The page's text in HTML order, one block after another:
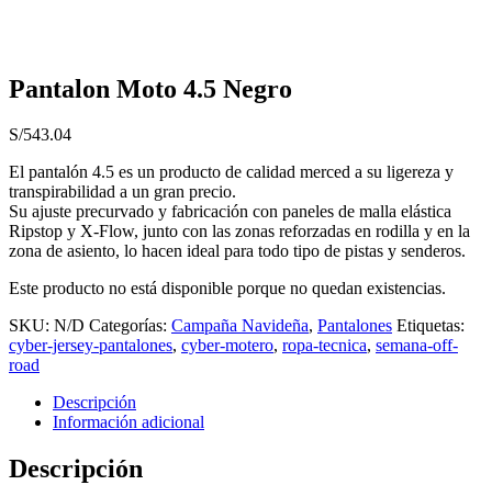
Pantalon Moto 4.5 Negro
S/543.04
El pantalón 4.5 es un producto de calidad merced a su ligereza y
transpirabilidad a un gran precio.
Su ajuste precurvado y fabricación con paneles de malla elástica
Ripstop y X-Flow, junto con las zonas reforzadas en rodilla y en la
zona de asiento, lo hacen ideal para todo tipo de pistas y senderos.
Este producto no está disponible porque no quedan existencias.
SKU: N/D Categorías: Campaña Navideña, Pantalones Etiquetas:
cyber-jersey-pantalones, cyber-motero, ropa-tecnica, semana-off-
road
Descripción
Información adicional
Descripción